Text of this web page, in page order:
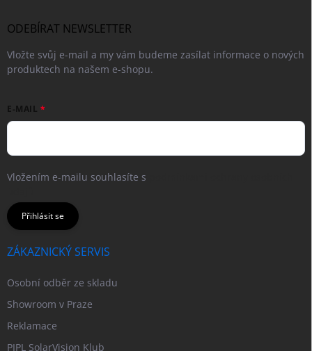
ODEBÍRAT NEWSLETTER
Vložte svůj e-mail a my vám budeme zasílat informace o nových
produktech na našem e-shopu.
E-MAIL
Vložením e-mailu souhlasíte s
Přihlásit se
ZÁKAZNICKÝ SERVIS
Osobní odběr ze skladu
Showroom v Praze
Reklamace
PIPL SolarVision Klub